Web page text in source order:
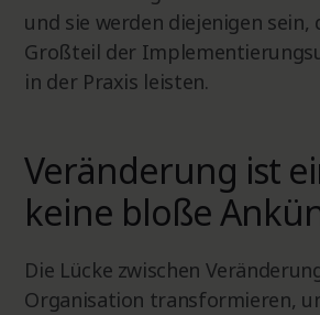
und sie werden diejenigen sein,
Großteil der
in der Praxis leisten.
Veränderung ist
keine bloße
Die Lücke zwischen
Organisation transformieren,